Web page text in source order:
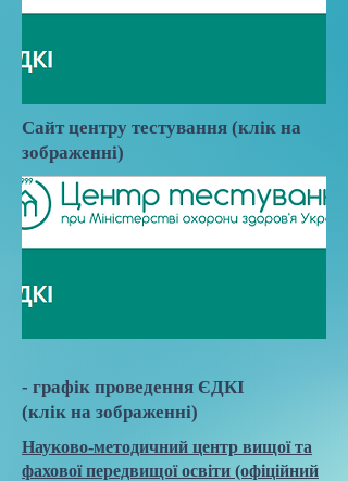
Сайт центру тестування (клік на
зображенні)
- графік проведення ЄДКІ
(клік на зображенні)
Науково-методичний центр вищої та
фахової передвищої освіти (офіційний